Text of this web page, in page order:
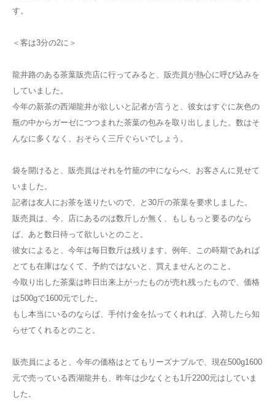
す。
＜客は3分の2に＞
龍井路のある茶葉販売店に行ってみると、販売員が熱心に呼び込みを
していました。
今年の新茶の西湖龍井が欲しいと記者が言うと、彼女はすぐに灰色の
瓶の中からガーゼにつつまれた茶葉の包みを取り出しました。数はそ
んなに多くなく、おそらく三斤ぐらいでしょう。
袋を開けると、販売員はそれを竹籠の中にならべ、お客さんに見せて
いました。
記者は友人にお茶を送りたいので、と30斤の茶葉を要求しました。
販売員は、今、店にあるのは数斤しか無く、もしもっと要るのなら
ば、あと数日待って欲しいとのこと。
彼女によると、今年は毎日数斤は残ります。例年、この時期であれば
とても在庫はなくて、予約ではないと、買えませんとのこと。
今取り出した茶葉は昨日出来上がったものが売れ残ったもので、価格
は500gで1600元でした。
もし本当にいるのならば、手付け金を払ってくれれば、入荷したら知
らせてくれるとのこと。
販売員によると、今年の価格はとてもリーズナブルで、現在500g1600
元で売っている西湖龍井も、昨年は少なくとも1斤2200元はしていま
した。